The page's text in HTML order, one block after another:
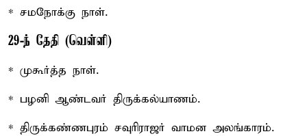
* சமநோக்கு நாள்.
29-ந் தேதி (வெள்ளி)
* முகூர்த்த நாள்.
* பழனி ஆண்டவர் திருக்கல்யாணம்.
* திருக்கண்ணபுரம் சவுரிராஜர் வாமன அலங்காரம்.